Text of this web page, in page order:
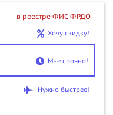
в реестре ФИС ФРДО
Хочу скидку!
Мне срочно!
Нужно быстрее!